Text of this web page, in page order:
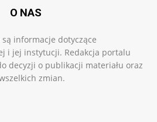
O NAS
informacje dotyczące
i jej instytucji. Redakcja portalu
decyzji o publikacji materiału oraz
zmian.